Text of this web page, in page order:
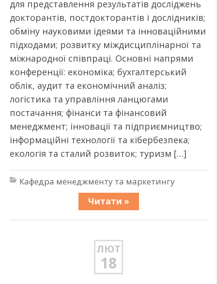
для представлення результатів досліджень
докторантів, постдокторантів і дослідників;
обміну науковими ідеями та інноваційними
підходами; розвитку міждисциплінарної та
міжнародної співпраці. Основні напрями
конференції: економіка; бухгалтерський
облік, аудит та економічний аналіз;
логістика та управління ланцюгами
постачання; фінанси та фінансовий
менеджмент; інновації та підприємництво;
інформаційні технології та кібербезпека;
екологія та сталий розвиток; туризм […]
Кафедра менеджменту та маркетингу
Читати »
ЛЮТ
18